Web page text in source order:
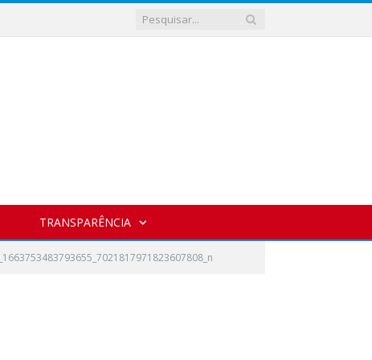
TRANSPARÊNCIA